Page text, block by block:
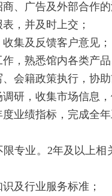
、广告及外部合作的
，并及时上交；
集及反馈客户意见；
，熟悉馆内各类产
会籍政策执行，协
研，收集市场信息
业绩指标，完成全年
限专业。2年及以上
及行业服务标准；